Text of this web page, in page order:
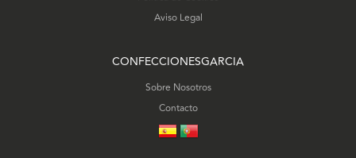
Aviso Legal
CONFECCIONESGARCIA
Sobre Nosotros
Contacto